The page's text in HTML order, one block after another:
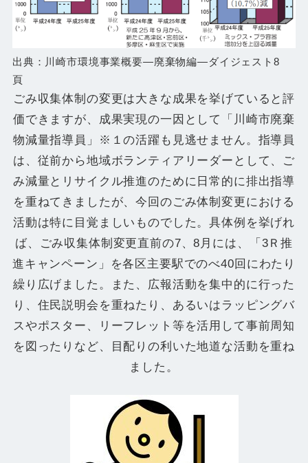
出典：川崎市環境事業概要―廃棄物編―ダイジェスト8
頁
ごみ収集体制の変更は大きな成果を挙げていると評
価できますが、成果実現の一因として「川崎市廃棄
物減量指導員」※１の活躍も見逃せません。指導員
は、従前から地域ボランティアリーダーとして、ご
み減量とリサイクル推進のために日常的に排出指導
を重ねてきましたが、今回のごみ体制変更における
活動は特に目覚ましいものでした。具体例を挙げれ
ば、ごみ収集体制変更直前の7、8月には、「3Ｒ推
進キャンペーン」を各区主要駅でのべ40回にわたり
繰り広げました。また、広報活動を集中的に行った
り、住民説明会を重ねたり、あるいはラッピングバ
スやポスター、リーフレット等を活用して事前周知
を図ったりなど、目配りの利いた地道な活動を重ね
ました。